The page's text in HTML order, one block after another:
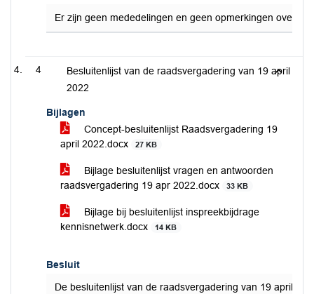
Er zijn geen mededelingen en geen opmerkingen over de
4
Besluitenlijst van de raadsvergadering van 19 april
2022
Bijlagen
Concept-besluitenlijst Raadsvergadering 19
april 2022.docx
27 KB
Bijlage besluitenlijst vragen en antwoorden
raadsvergadering 19 apr 2022.docx
33 KB
Bijlage bij besluitenlijst inspreekbijdrage
kennisnetwerk.docx
14 KB
Besluit
De besluitenlijst van de raadsvergadering van 19 april